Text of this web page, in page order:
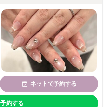
ネットで予約する
約する